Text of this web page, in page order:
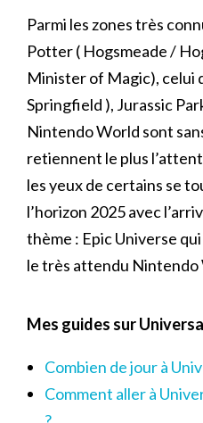
Parmi les zones très
Potter ( Hogsmeade /
Minister of Magic), celui
Springfield ), Jurassic
Nintendo World sont
retiennent le plus
les yeux de certains se
l’horizon 2025 avec
thème : Epic Universe
le très attendu Nintendo
Mes guides sur
Combien de jour à
Comment aller à